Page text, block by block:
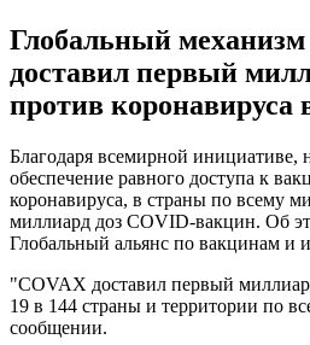
Глобальный
доставил первый
против коронавируса
Благодаря всемирной инициативе,
обеспечение равного доступа к
коронавируса, в страны по всему
миллиард доз COVID-вакцин. Об
Глобальный альянс по вакцинам и
"COVAX доставил первый
19 в 144 страны и территории по
сообщении.